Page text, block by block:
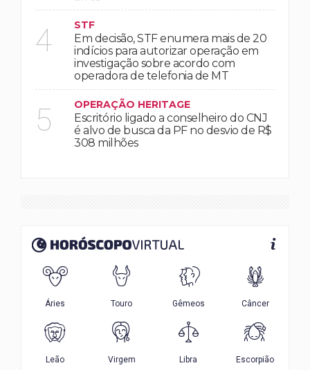
4 STF
Em decisão, STF enumera mais de 20
indícios para autorizar operação em
investigação sobre acordo com
operadora de telefonia de MT
5 OPERAÇÃO HERITAGE
Escritório ligado a conselheiro do CNJ
é alvo de busca da PF no desvio de R$
308 milhões